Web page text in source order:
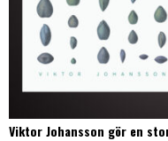
Viktor Johansson gör en